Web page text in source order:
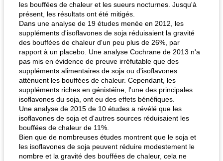
fiesta tostadas le méga's jopp joes
les bouffées de chaleur et les sueurs nocturnes. Jusqu'à
présent, les résultats ont été mitigés.
Dans une analyse de 19 études menée en 2012, les
suppléments d'isoflavones de soja réduisaient la gravité
des bouffées de chaleur d'un peu plus de 26%, par
rapport à un placebo. Une analyse Cochrane de 2013 n'a
pas mis en évidence de preuve irréfutable que des
suppléments alimentaires de soja ou d'isoflavones
atténuent les bouffées de chaleur. Cependant, les
suppléments riches en génistéine, l'une des principales
isoflavones du soja, ont eu des effets bénéfiques.
Une analyse de 2015 de 10 études a révélé que les
isoflavones de soja et d'autres sources réduisaient les
bouffées de chaleur de 11%.
Bien que de nombreuses études montrent que le soja et
les isoflavones de soja peuvent réduire modestement le
nombre et la gravité des bouffées de chaleur, cela ne